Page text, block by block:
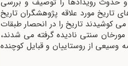
تاریخ مورد علاقه پژوهشگران تاریخ
کوشیدند تاریخ را در انحصار طبقات
سنتی نادیده گرفته می شدند،
وسیعی از روستاییان و قبایل کوچنده